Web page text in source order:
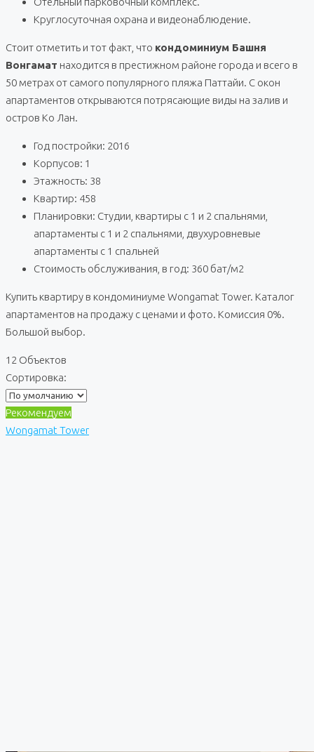
Круглосуточная охрана и видеонаблюдение.
Стоит отметить и тот факт, что кондоминиум Башня
Вонгамат находится в престижном районе города и всего в
50 метрах от самого популярного пляжа Паттайи. С окон
апартаментов открываются потрясающие виды на залив и
остров Ко Лан.
Год постройки: 2016
Корпусов: 1
Этажность: 38
Квартир: 458
Планировки: Студии, квартиры с 1 и 2 спальнями,
апартаменты с 1 и 2 спальнями, двухуровневые
апартаменты с 1 спальней
Стоимость обслуживания, в год: 360 бат/м2
Купить квартиру в кондоминиуме Wongamat Tower. Каталог
апартаментов на продажу с ценами и фото. Комиссия 0%.
Большой выбор.
12 Объектов
Сортировка:
Рекомендуем
Wongamat Tower